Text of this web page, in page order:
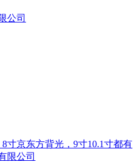
公司
寸京东方背光，9寸10.1寸都有
限公司